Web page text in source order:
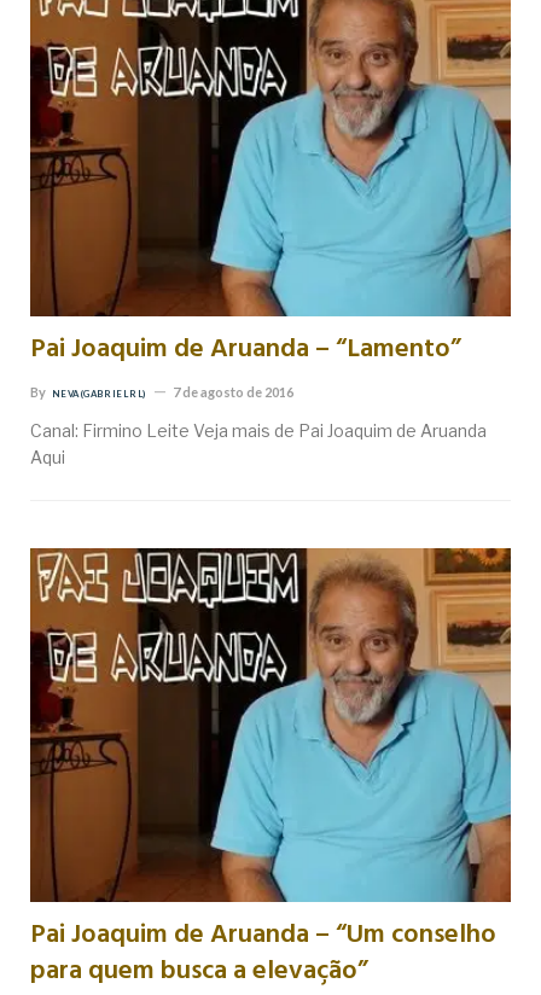
Pai Joaquim de Aruanda – “Lamento”
By NEVA (GABRIEL RL) 7 de agosto de 2016
Canal: Firmino Leite Veja mais de Pai Joaquim de Aruanda
Aqui
Pai Joaquim de Aruanda – “Um conselho
para quem busca a elevação”